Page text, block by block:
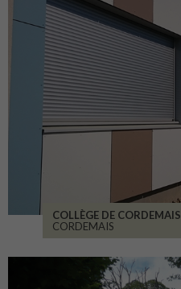
COLLÈGE DE CORDEMAIS
CORDEMAIS